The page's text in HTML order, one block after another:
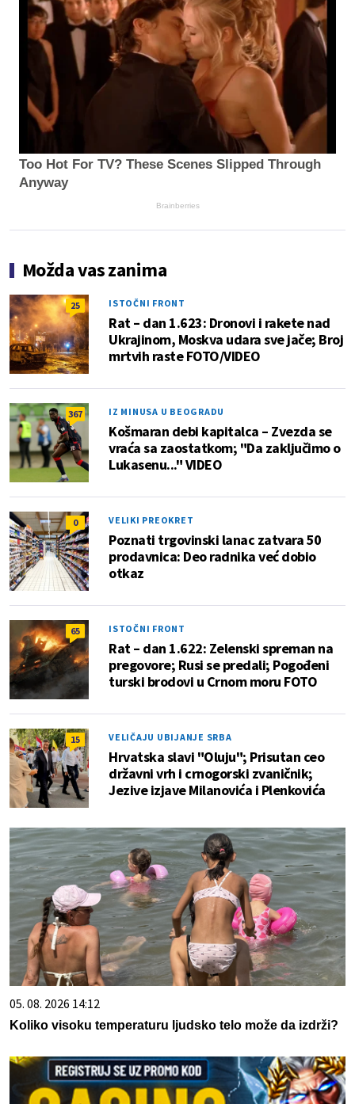
Too Hot For TV? These Scenes Slipped Through
Anyway
Brainberries
Možda vas zanima
25 ISTOČNI FRONT
Rat – dan 1.623: Dronovi i rakete nad
Ukrajinom, Moskva udara sve jače; Broj
mrtvih raste FOTO/VIDEO
367 IZ MINUSA U BEOGRADU
Košmaran debi kapitalca – Zvezda se
vraća sa zaostatkom; "Da zaključimo o
Lukasenu..." VIDEO
0 VELIKI PREOKRET
Poznati trgovinski lanac zatvara 50
prodavnica: Deo radnika već dobio
otkaz
65 ISTOČNI FRONT
Rat – dan 1.622: Zelenski spreman na
pregovore; Rusi se predali; Pogođeni
turski brodovi u Crnom moru FOTO
15 VELIČAJU UBIJANJE SRBA
Hrvatska slavi "Oluju"; Prisutan ceo
državni vrh i crnogorski zvaničnik;
Jezive izjave Milanovića i Plenkovića
05. 08. 2026 14:12
Koliko visoku temperaturu ljudsko telo može da izdrži?